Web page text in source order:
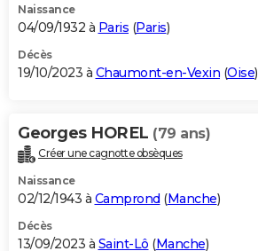
Naissance
04/09/1932 à Paris (Paris)
Décès
19/10/2023 à Chaumont-en-Vexin (Oise)
Georges HOREL (79 ans)
Créer une cagnotte obsèques
Naissance
02/12/1943 à Camprond (Manche)
Décès
13/09/2023 à Saint-Lô (Manche)